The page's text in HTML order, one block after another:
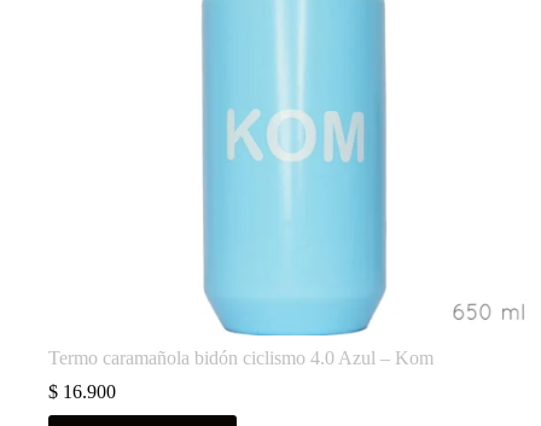
Termo caramañola bidón ciclismo 4.0 Azul – Kom
$ 16.900